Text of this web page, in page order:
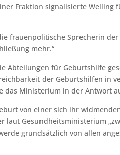
Fraktion signalisierte Welling
frauenpolitische Sprecherin
mehr.“
Abteilungen für Geburtshilfe
der Geburtshilfen in
Ministerium in der Antwort
von einer sich ihr
laut Gesundheitsministerium
grundsätzlich von allen